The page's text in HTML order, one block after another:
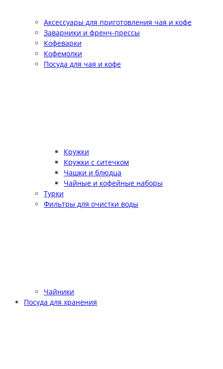
Аксессуары для приготовления чая и кофе
Заварники и френч-прессы
Кофеварки
Кофемолки
Посуда для чая и кофе
Кружки
Кружки с ситечком
Чашки и блюдца
Чайные и кофейные наборы
Турки
Фильтры для очистки воды
Чайники
Посуда для хранения